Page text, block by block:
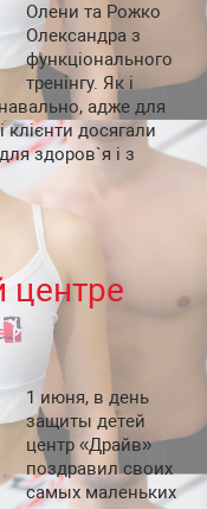
Олени та Рожко
Олександра з
функціонального
тренінгу. Як і
адже для
досягали
здоров`я і з
центре
1 июня, в день
защиты детей
центр «Драйв»
поздравил своих
самых маленьких